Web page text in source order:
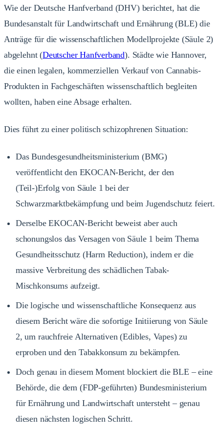
Wie der Deutsche Hanfverband (DHV) berichtet, hat die
Bundesanstalt für Landwirtschaft und Ernährung (BLE) die
Anträge für die wissenschaftlichen Modellprojekte (Säule 2)
abgelehnt (Deutscher Hanfverband). Städte wie Hannover,
die einen legalen, kommerziellen Verkauf von Cannabis-
Produkten in Fachgeschäften wissenschaftlich begleiten
wollten, haben eine Absage erhalten.
Dies führt zu einer politisch schizophrenen Situation:
Das Bundesgesundheitsministerium (BMG)
veröffentlicht den EKOCAN-Bericht, der den
(Teil-)Erfolg von Säule 1 bei der
Schwarzmarktbekämpfung und beim Jugendschutz feiert.
Derselbe EKOCAN-Bericht beweist aber auch
schonungslos das Versagen von Säule 1 beim Thema
Gesundheitsschutz (Harm Reduction), indem er die
massive Verbreitung des schädlichen Tabak-
Mischkonsums aufzeigt.
Die logische und wissenschaftliche Konsequenz aus
diesem Bericht wäre die sofortige Initiierung von Säule
2, um rauchfreie Alternativen (Edibles, Vapes) zu
erproben und den Tabakkonsum zu bekämpfen.
Doch genau in diesem Moment blockiert die BLE – eine
Behörde, die dem (FDP-geführten) Bundesministerium
für Ernährung und Landwirtschaft untersteht – genau
diesen nächsten logischen Schritt.